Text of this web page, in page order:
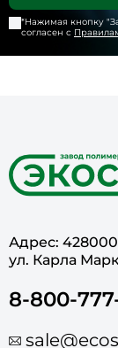
*Нажимая кнопку "
согласен с
Адрес:
ул. Карла
8-800-